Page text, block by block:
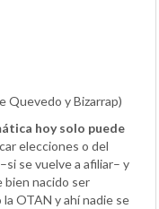
Quevedo y Bizarrap)
hoy solo puede
elecciones o del
se vuelve a afiliar– y
bien nacido ser
la OTAN y ahí nadie se